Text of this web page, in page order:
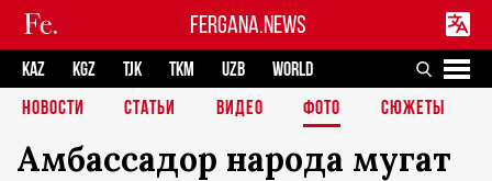
FERGANA.NEWS
KAZ KGZ TJK TKM UZB
WORLD
НОВОСТИ
СТАТЬИ ВИДЕО ФОТО СЮЖЕТЫ
Амбассадор народа мугат